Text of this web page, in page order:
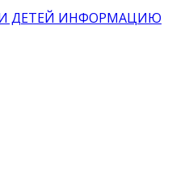
ДЕТЕЙ ИНФОРМАЦИЮ